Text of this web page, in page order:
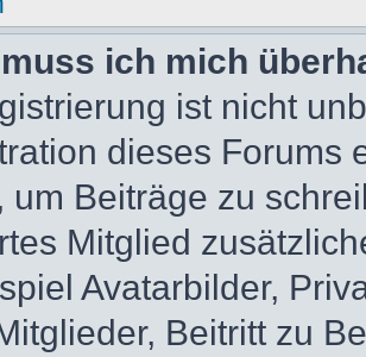
muss ich mich
ist nicht
dieses Forums
um Beiträge zu
Mitglied
Avatarbilder,
Beitritt zu